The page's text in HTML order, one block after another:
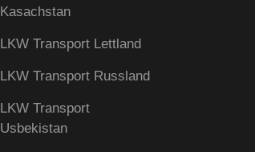
Kasachstan
LKW Transport Lettland
LKW Transport Russland​​
LKW Transport
Usbekistan